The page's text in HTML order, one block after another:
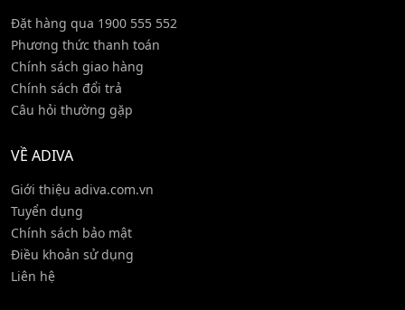
Đặt hàng qua 1900 555 552
Phương thức thanh toán
Chính sách giao hàng
Chính sách đổi trả
Câu hỏi thường gặp
VỀ ADIVA
Giới thiệu adiva.com.vn
Tuyển dụng
Chính sách bảo mật
Điều khoản sử dụng
Liên hệ